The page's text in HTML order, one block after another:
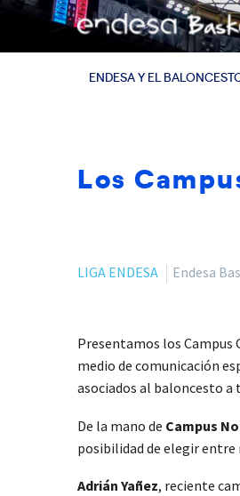
ENDESA Y EL
Los
LIGA ENDESA Endesa
Presentamos los Campus
medio de comunicación
asociados al baloncesto a
De la mano de Campus
posibilidad de elegir
Adrián Yañez, reciente